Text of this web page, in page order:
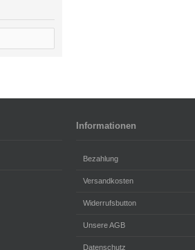
Informationen
Bezahlung
Versandkosten
Widerrufsbutton
Unsere AGB
Datenschutz